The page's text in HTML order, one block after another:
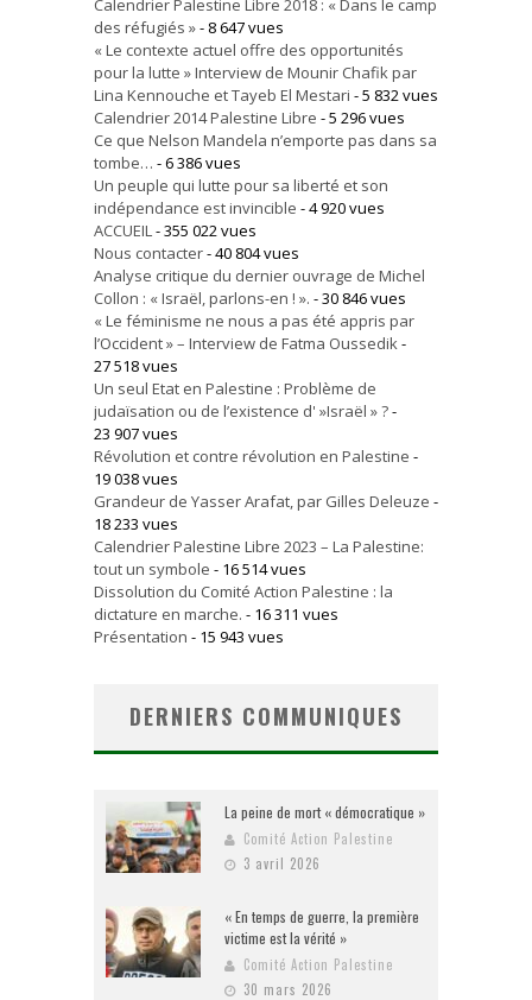
Calendrier Palestine Libre 2018 : « Dans le camp
des réfugiés »- 8 647 vues
« Le contexte actuel offre des opportunités
pour la lutte » Interview de Mounir Chafik par
Lina Kennouche et Tayeb El Mestari - 5 832 vues
Calendrier 2014 Palestine Libre - 5 296 vues
Ce que Nelson Mandela n’emporte pas dans sa
tombe… - 6 386 vues
Un peuple qui lutte pour sa liberté et son
indépendance est invincible - 4 920 vues
ACCUEIL- 355 022 vues
Nous contacter- 40 804 vues
Analyse critique du dernier ouvrage de Michel
Collon : « Israël, parlons-en ! ». - 30 846 vues
« Le féminisme ne nous a pas été appris par
l’Occident » – Interview de Fatma Oussedik-
27 518 vues
Un seul Etat en Palestine : Problème de
judaïsation ou de l’existence d' »Israël » ?-
23 907 vues
Révolution et contre révolution en Palestine -
19 038 vues
Grandeur de Yasser Arafat, par Gilles Deleuze -
18 233 vues
Calendrier Palestine Libre 2023 – La Palestine:
tout un symbole - 16 514 vues
Dissolution du Comité Action Palestine : la
dictature en marche. - 16 311 vues
Présentation - 15 943 vues
DERNIERS COMMUNIQUES
La peine de mort « démocratique »
Comité Action Palestine
3 avril 2026
« En temps de guerre, la première
victime est la vérité »
Comité Action Palestine
30 mars 2026